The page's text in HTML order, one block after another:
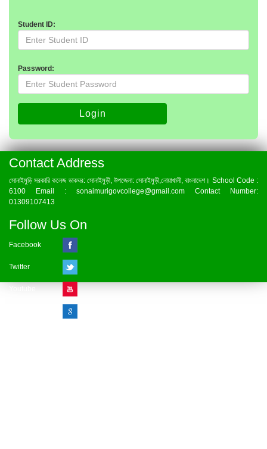
Student ID:
Password:
Login
Contact Address
সোনাইমুড়ি সরকারি কলেজ ডাকঘর: সোনাইমুড়ী, উপজেলা: সোনাইমুড়ী,নোয়াখালী, বাংলাদেশ। School Code :
6100 Email : sonaimurigovcollege@gmail.com Contact Number:
01309107413
Follow Us On
Facebook
Twitter